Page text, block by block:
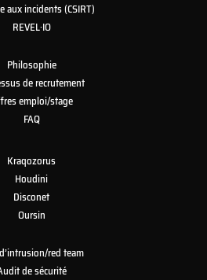
aux incidents (CSIRT)
REVEL·IO
Philosophie
de recrutement
emploi/stage
FAQ
Kraqozorus
Houdini
Disconet
Oursin
red team
de sécurité